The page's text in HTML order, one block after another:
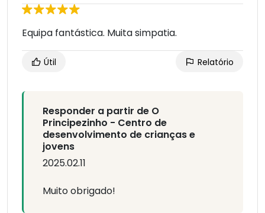
Equipa fantástica. Muita simpatia.
Útil Relatório
Responder a partir de O
Principezinho - Centro de
desenvolvimento de crianças e
jovens
2025.02.11
Muito obrigado!